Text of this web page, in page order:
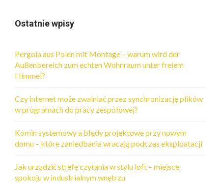
Ostatnie wpisy
Pergola aus Polen mit Montage – warum wird der
Außenbereich zum echten Wohnraum unter freiem
Himmel?
Czy internet może zwalniać przez synchronizację plików
w programach do pracy zespołowej?
Komin systemowy a błędy projektowe przy nowym
domu – które zaniedbania wracają podczas eksploatacji
Jak urządzić strefę czytania w stylu loft – miejsce
spokoju w industrialnym wnętrzu